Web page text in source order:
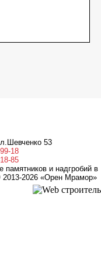
53
18
85
памятников и надгробий в
2026 «Орен Мрамор»